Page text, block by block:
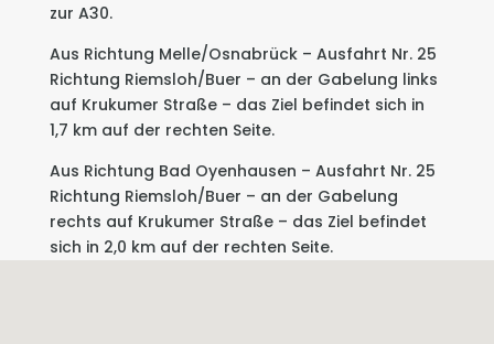
zur A30.
Aus Richtung Melle/Osnabrück – Ausfahrt Nr. 25
Richtung Riemsloh/Buer – an der Gabelung links
auf Krukumer Straße – das Ziel befindet sich in
1,7 km auf der rechten Seite.
Aus Richtung Bad Oyenhausen – Ausfahrt Nr. 25
Richtung Riemsloh/Buer – an der Gabelung
rechts auf Krukumer Straße – das Ziel befindet
sich in 2,0 km auf der rechten Seite.